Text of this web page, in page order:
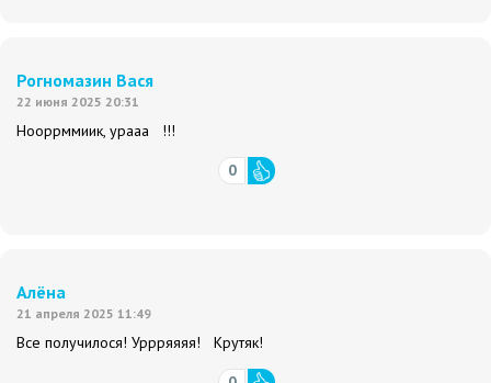
Рогномазин Вася
22 июня 2025 20:31
Нооррммиик, урааа !!!
0
Алёна
21 апреля 2025 11:49
Все получилося! Уррряяяя! Крутяк!